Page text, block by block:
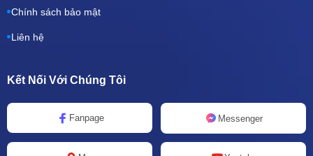
Chính sách bảo mật
Liên hệ
Kết Nối Với Chúng Tôi
Fanpage Messenger